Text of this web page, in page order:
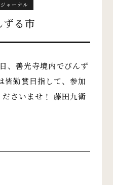
ャーナル
る市
、善光寺境内でびんず
皆勤賞目指して、参加
さいませ！ 藤田九衛